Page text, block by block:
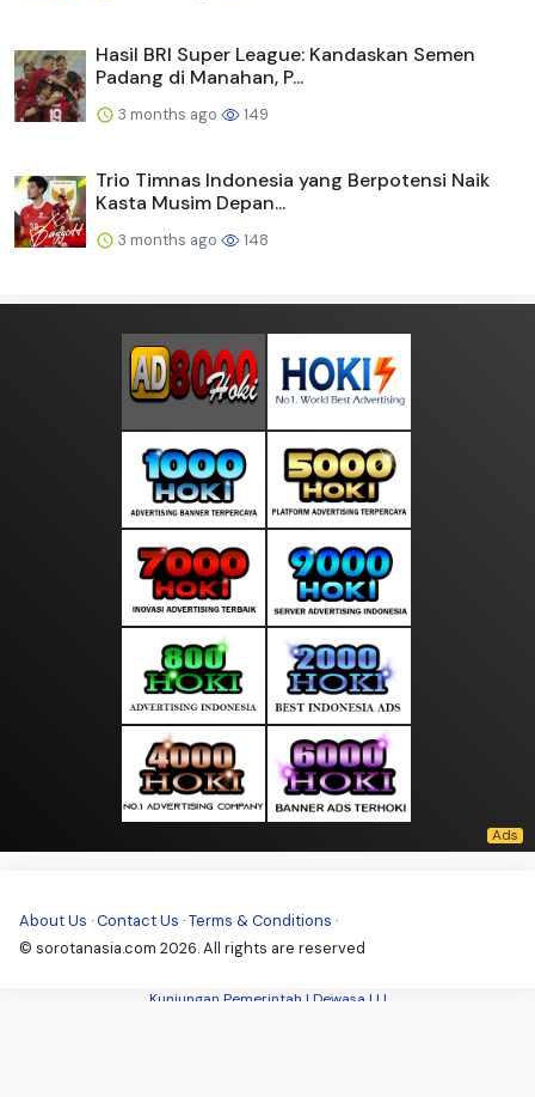
Hasil BRI Super League: Kandaskan Semen
Padang di Manahan, P...
3 months ago 149
Trio Timnas Indonesia yang Berpotensi Naik
Kasta Musim Depan...
3 months ago 148
About Us ·Contact Us ·Terms & Conditions ·
© sorotanasia.com 2026. All rights are reserved
Kunjungan Pemerintah | Dewasa | | |